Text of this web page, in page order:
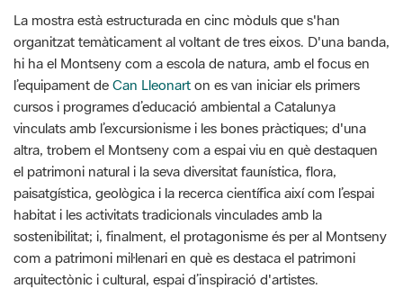
l’equipament deCan Lleonarton es van iniciar els primers
cursos i programes d’educació ambiental a Catalunya
vinculats amb l’excursionisme i les bones pràctiques; d'una
altra, trobem el Montseny com a espai viu en què destaquen
el patrimoni natural i la seva diversitat faunística, flora,
paisatgística, geològica i la recerca científica així com l’espai
habitat i les activitats tradicionals vinculades amb la
sostenibilitat; i, finalment, el protagonisme és per al Montseny
com a patrimoni mil·lenari en què es destaca el patrimoni
arquitectònic i cultural, espai d’inspiració d'artistes.
Completen l'exposició un vídeo que aplega sis veus del
territori que expliquen la seva activitat al Montseny des dels
àmbits de l'educació ambiental, interpretació, ramaderia,